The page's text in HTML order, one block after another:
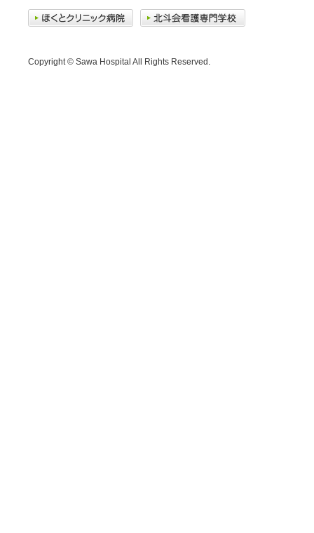
Copyright © Sawa Hospital All Rights Reserved.